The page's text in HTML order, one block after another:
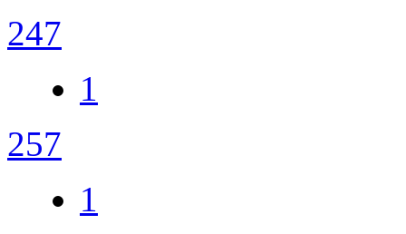
247
1
257
1